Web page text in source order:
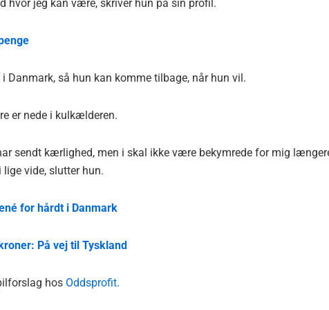
hvor jeg kan være, skriver hun på sin profil.
så hun kan komme tilbage, når hun vil.
er nede i kulkælderen.
sendt kærlighed, men i skal ikke være bekymrede for mig
vide, slutter hun.
for hårdt i Danmark
På vej til Tyskland
hos Oddsprofit.